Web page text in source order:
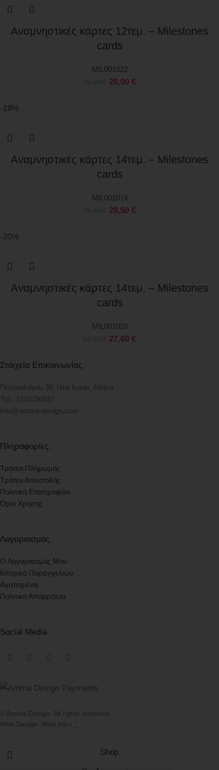
Αναμνηστικές κάρτες 12τεμ. – Milestones
cards
MIL001022
26,00 €
-19%
Αναμνηστικές κάρτες 14τεμ. – Milestones
cards
MIL001014
28,50 €
-20%
Αναμνηστικές κάρτες 14τεμ. – Milestones
cards
MIL001010
27,60 €
Στοιχεία Επικοινωνίας .
Παλαιολόγου 36, Νέα Ιωνία, Αθήνα
Τηλ. 2102790597
info@amma-design.com
Πληροφορίες .
Τρόποι Πληρωμής
Τρόποι Αποστολής
Πολιτική Επιστροφών
Όροι Χρήσης
Λογαριασμός .
Ο Λογαριασμός Μου
Ιστορικό Παραγγελιών
Αγαπημένα
Πολιτική Απορρήτου
Social Media .
© Amma Design. All rights reserved.
Web Design: Web Intro _
Shop